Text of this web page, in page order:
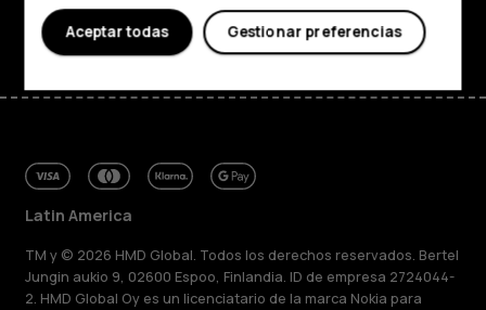
FacebookInstagram
TiktokYoutubeLinkedinDiscord
Latin America
TM y © 2026 HMD Global. Todos los derechos reservados. Bertel
Jungin aukio 9, 02600 Espoo, Finlandia. ID de empresa 2724044-
2. HMD Global Oy es un licenciatario de la marca Nokia para
Gestionar preferencias
Aceptar todas